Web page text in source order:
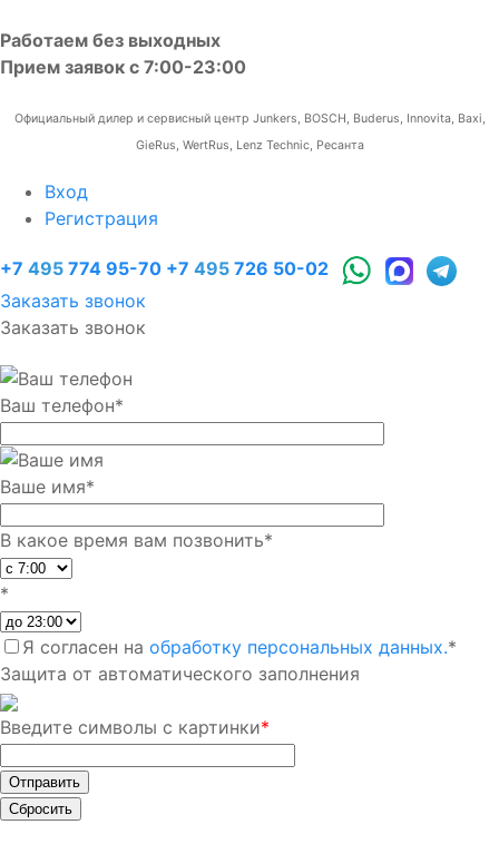
Работаем без выходных
Прием заявок с 7:00-23:00
Официальный дилер и сервисный центр Junkers, BOSCH, Buderus, Innovita, Baxi,
GieRus, WertRus, Lenz Technic, Ресанта
Вход
Регистрация
+7 495 774 95-70 +7 495 726 50-02
Заказать звонок
Заказать звонок
Ваш телефон*
Ваше имя*
В какое время вам позвонить*
*
Я согласен на обработку персональных данных.*
Защита от автоматического заполнения
Введите символы с картинки*